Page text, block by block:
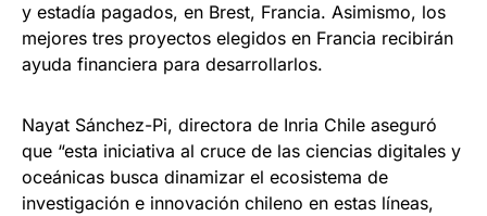
y estadía pagados, en Brest, Francia. Asimismo, los
mejores tres proyectos elegidos en Francia recibirán
ayuda financiera para desarrollarlos.
Nayat Sánchez-Pi, directora de Inria Chile aseguró
que “esta iniciativa al cruce de las ciencias digitales y
oceánicas busca dinamizar el ecosistema de
investigación e innovación chileno en estas líneas,